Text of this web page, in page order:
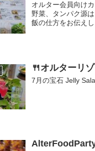
オルター会員向け
野菜、タンパク源
飯の仕方をお伝え
🍴オルターリ
7月の宝石 Jelly